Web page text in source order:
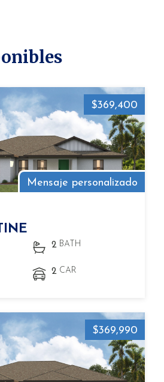
Mensaje personalizado
$369,400
2 BATH
2 CAR
$369,990